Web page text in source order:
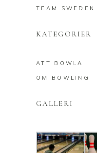
TEAM SWEDEN
KATEGORIER
ATT BOWLA
OM BOWLING
GALLERI